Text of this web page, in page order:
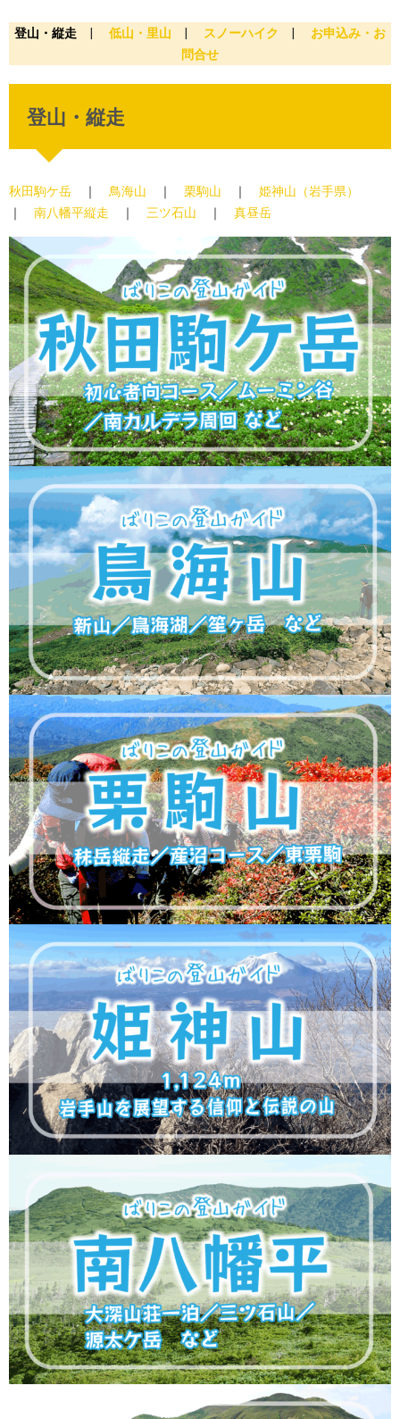
登山・縦走 | 低山・里山 | スノーハイク | お申込み・お
問合せ
登山・縦走
秋田駒ケ岳 ｜ 鳥海山 ｜ 栗駒山 ｜ 姫神山（岩手県）
｜ 南八幡平縦走 ｜ 三ツ石山 ｜ 真昼岳